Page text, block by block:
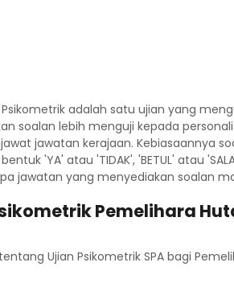
adalah satu ujian yang
soalan lebih menguji kepada
jawatan kerajaan. Kebiasaannya
'YA' atau 'TIDAK', 'BETUL' atau
jawatan yang menyediakan soalan
Pemelihara
Ujian Psikometrik SPA bagi